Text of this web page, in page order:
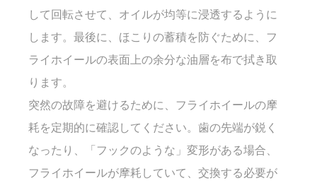
して回転させて、オイルが均等に浸透するように
します。最後に、ほこりの蓄積を防ぐために、フ
ライホイールの表面上の余分な油層を布で拭き取
ります。
突然の故障を避けるために、フライホイールの摩
耗を定期的に確認してください。歯の先端が鋭く
なったり、「フックのような」変形がある場合、
フライホイールが摩耗していて、交換する必要が